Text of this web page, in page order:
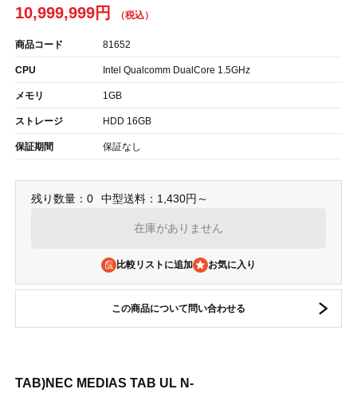
10,999,999円
商品コード 81652
CPU Intel Qualcomm DualCore 1.5GHz
メモリ 1GB
ストレージ HDD 16GB
保証期間 保証なし
残り数量：0 中型送料：1,430円～
在庫がありません
比較リストに追加
この商品について問い合わせる
TAB)NEC MEDIAS TAB UL N-